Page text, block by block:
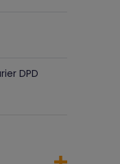
DPD